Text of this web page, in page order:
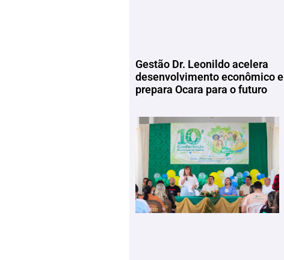
Gestão Dr. Leonildo acelera
desenvolvimento econômico e
prepara Ocara para o futuro